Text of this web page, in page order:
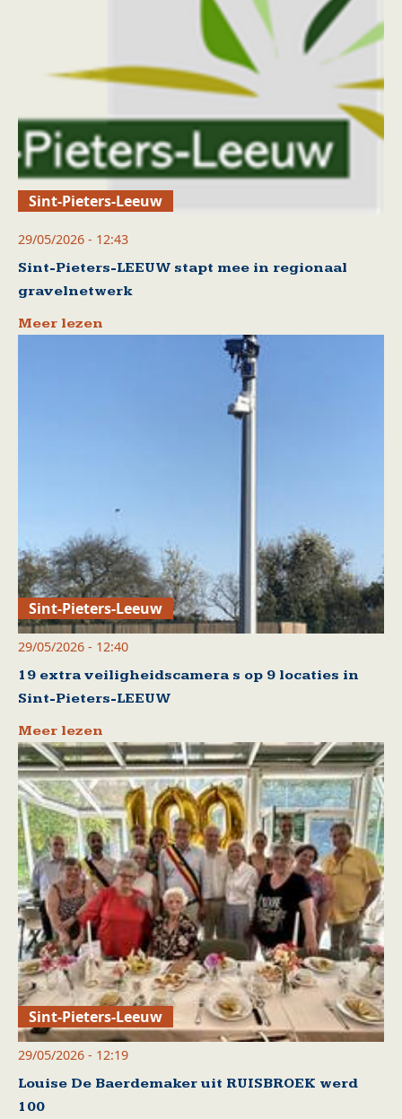
Sint-Pieters-Leeuw
29/05/2026 - 12:43
Sint-Pieters-LEEUW stapt mee in regionaal
gravelnetwerk
Meer lezen
Sint-Pieters-Leeuw
29/05/2026 - 12:40
19 extra veiligheidscamera s op 9 locaties in
Sint-Pieters-LEEUW
Meer lezen
Sint-Pieters-Leeuw
29/05/2026 - 12:19
Louise De Baerdemaker uit RUISBROEK werd
100